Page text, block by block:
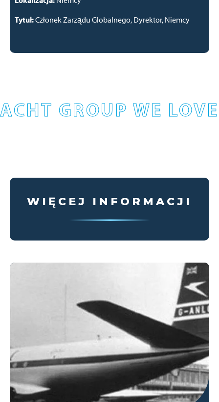
Tytuł:Członek Zarządu Globalnego, Dyrektor, Niemcy
GROUP WE
WIĘCEJ INFORMACJI